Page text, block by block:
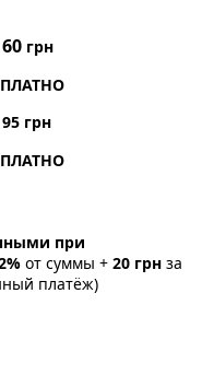
грн
95 грн
при
от суммы + 20 грн за
платёж)